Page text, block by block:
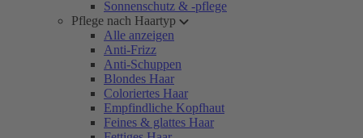
Sonnenschutz & -pflege
Pflege nach Haartyp
Alle anzeigen
Anti-Frizz
Anti-Schuppen
Blondes Haar
Coloriertes Haar
Empfindliche Kopfhaut
Feines & glattes Haar